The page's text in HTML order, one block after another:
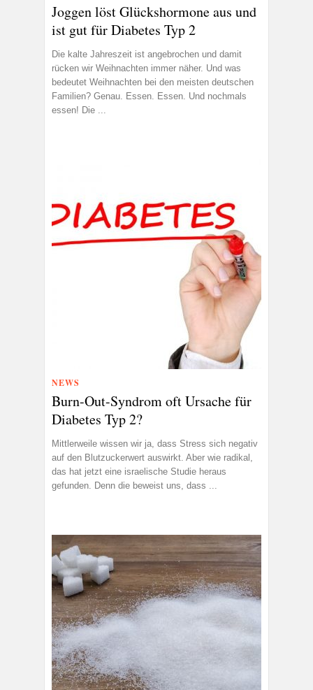
Joggen löst Glückshormone aus und
ist gut für Diabetes Typ 2
Die kalte Jahreszeit ist angebrochen und damit
rücken wir Weihnachten immer näher. Und was
bedeutet Weihnachten bei den meisten deutschen
Familien? Genau. Essen. Essen. Und nochmals
essen! Die ...
NEWS
Burn-Out-Syndrom oft Ursache für
Diabetes Typ 2?
Mittlerweile wissen wir ja, dass Stress sich negativ
auf den Blutzuckerwert auswirkt. Aber wie radikal,
das hat jetzt eine israelische Studie heraus
gefunden. Denn die beweist uns, dass ...